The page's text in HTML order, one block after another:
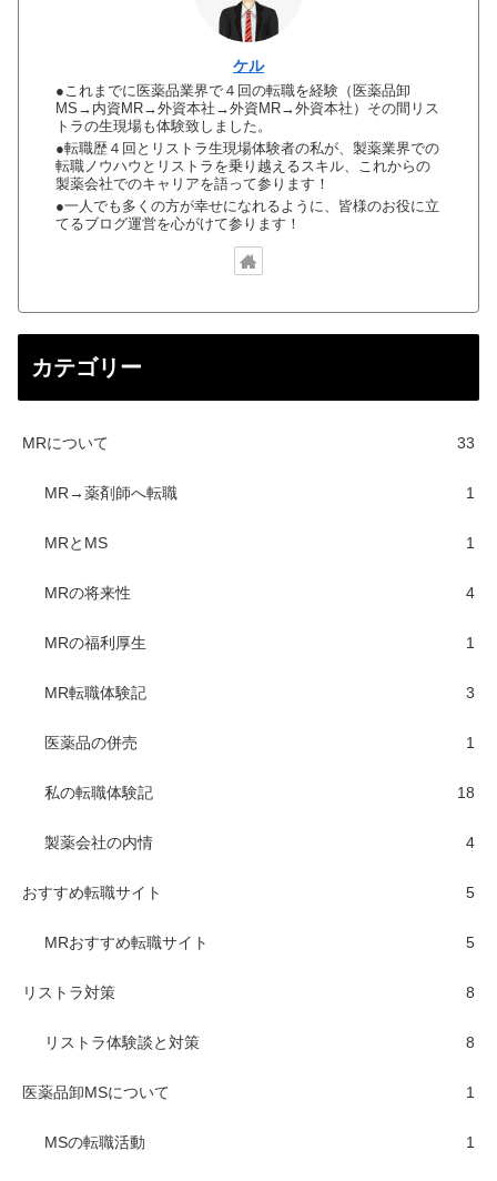
ケル
●これまでに医薬品業界で４回の転職を経験（医薬品卸
MS→内資MR→外資本社→外資MR→外資本社）その間リス
トラの生現場も体験致しました。
●転職歴４回とリストラ生現場体験者の私が、製薬業界での
転職ノウハウとリストラを乗り越えるスキル、これからの
製薬会社でのキャリアを語って参ります！
●一人でも多くの方が幸せになれるように、皆様のお役に立
てるブログ運営を心がけて参ります！
カテゴリー
MRについて 33
MR→薬剤師へ転職 1
MRとMS 1
MRの将来性 4
MRの福利厚生 1
MR転職体験記 3
医薬品の併売 1
私の転職体験記 18
製薬会社の内情 4
おすすめ転職サイト 5
MRおすすめ転職サイト 5
リストラ対策 8
リストラ体験談と対策 8
医薬品卸MSについて 1
MSの転職活動 1